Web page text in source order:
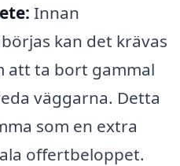
Innan
kan det krävas
att ta bort gammal
väggarna. Detta
som en extra
offertbeloppet.